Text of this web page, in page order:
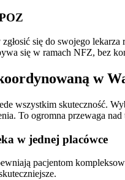
się do swojego
się w ramach NFZ, bez
w
wszystkim skuteczność.
To ogromna przewaga
w jednej placówce
pacjentom